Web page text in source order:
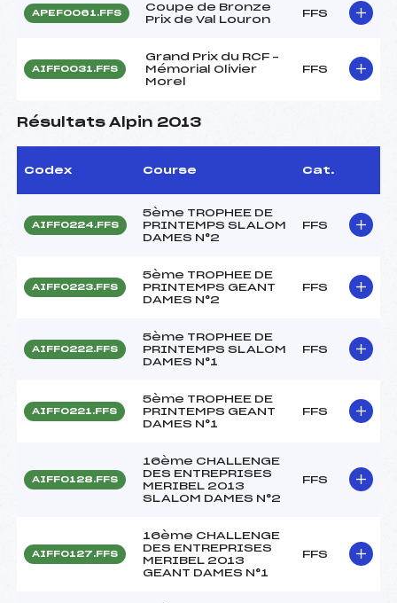
APEF0061.FFS
Coupe de Bronze
Prix de Val Louron
FFS
AIFF0031.FFS
Grand Prix du RCF –
Mémorial Olivier
Morel
FFS
Résultats Alpin 2013
Codex Course Cat.
AIFF0224.FFS
5ème TROPHEE DE
PRINTEMPS SLALOM
DAMES N°2
FFS
AIFF0223.FFS
5ème TROPHEE DE
PRINTEMPS GEANT
DAMES N°2
FFS
AIFF0222.FFS
5ème TROPHEE DE
PRINTEMPS SLALOM
DAMES N°1
FFS
AIFF0221.FFS
5ème TROPHEE DE
PRINTEMPS GEANT
DAMES N°1
FFS
AIFF0128.FFS
16ème CHALLENGE
DES ENTREPRISES
MERIBEL 2013
SLALOM DAMES N°2
FFS
AIFF0127.FFS
16ème CHALLENGE
DES ENTREPRISES
MERIBEL 2013
GEANT DAMES N°1
FFS